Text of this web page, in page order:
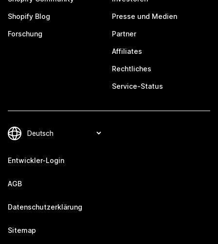
Shopify Blog
Forschung
Presse und Medien
Partner
Affiliates
Rechtliches
Service-Status
Entwickler-Login
AGB
Datenschutzerklärung
Sitemap